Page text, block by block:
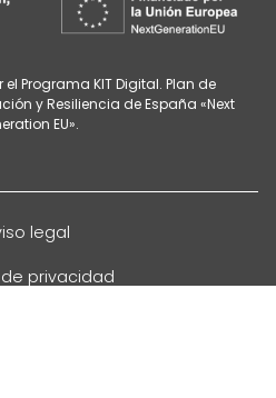
Programa KIT Digital. Plan de
y Resiliencia de España «Next
EU».
legal
privacidad